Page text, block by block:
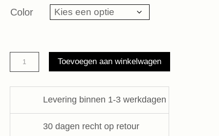
Color
Yoli
v-
Toevoegen aan winkelwagen
Levering binnen 1-3 werkdagen
30 dagen recht op retour